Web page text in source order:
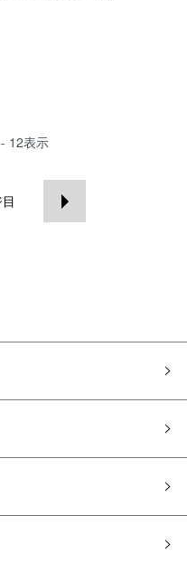
12表示